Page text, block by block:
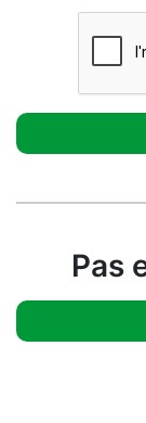
Pas